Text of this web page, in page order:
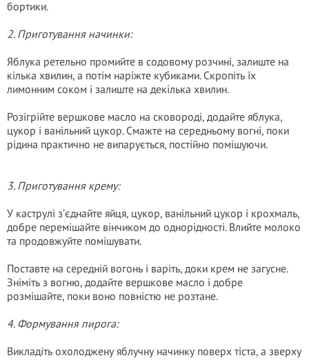
бортики.
2. Приготування начинки:
Яблука ретельно промийте в содовому розчині, залиште на
кілька хвилин, а потім наріжте кубиками. Скропіть їх
лимонним соком і залиште на декілька хвилин.
Розігрійте вершкове масло на сковороді, додайте яблука,
цукор і ванільний цукор. Смажте на середньому вогні, поки
рідина практично не випарується, постійно помішуючи.
3. Приготування крему:
У каструлі з’єднайте яйця, цукор, ванільний цукор і крохмаль,
добре перемішайте вінчиком до однорідності. Влийте молоко
та продовжуйте помішувати.
Поставте на середній вогонь і варіть, доки крем не загусне.
Зніміть з вогню, додайте вершкове масло і добре
розмішайте, поки воно повністю не розтане.
4. Формування пирога:
Викладіть охолоджену яблучну начинку поверх тіста, а зверху